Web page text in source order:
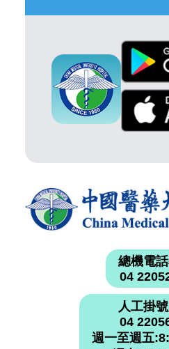
總機電
04
人工掛
04
週一至週五